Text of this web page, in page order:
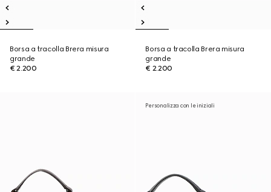
Borsa a tracolla Brera misura
grande
€ 2.200
Borsa a tracolla Brera misura
grande
€ 2.200
Personalizza con le iniziali